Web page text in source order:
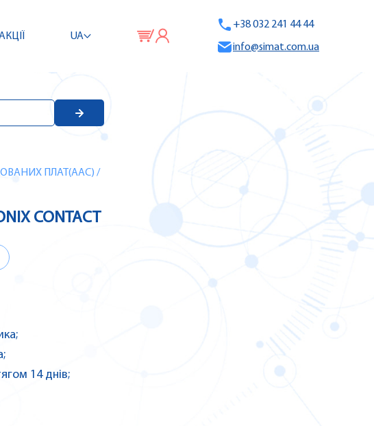
UA
+38 032 241 44 44
info@simat.com.ua
ПЛАТ(AAC) /
CONTACT
14 днів;